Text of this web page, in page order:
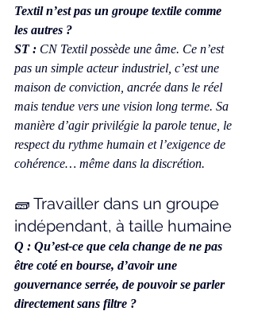
Textil n’est pas un groupe textile comme
les autres ?
ST : CN Textil possède une âme. Ce n’est
pas un simple acteur industriel, c’est une
maison de conviction, ancrée dans le réel
mais tendue vers une vision long terme. Sa
manière d’agir privilégie la parole tenue, le
respect du rythme humain et l’exigence de
cohérence… même dans la discrétion.
🧱 Travailler dans un groupe
indépendant, à taille humaine
Q : Qu’est-ce que cela change de ne pas
être coté en bourse, d’avoir une
gouvernance serrée, de pouvoir se parler
directement sans filtre ?